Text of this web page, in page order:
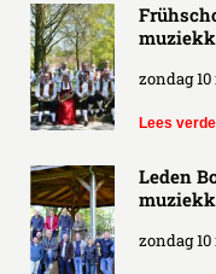
zondag
Lees
Leden
zondag